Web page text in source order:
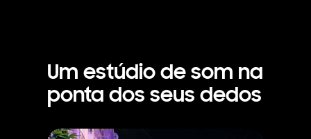
Um estúdio de som na
ponta dos seus dedos